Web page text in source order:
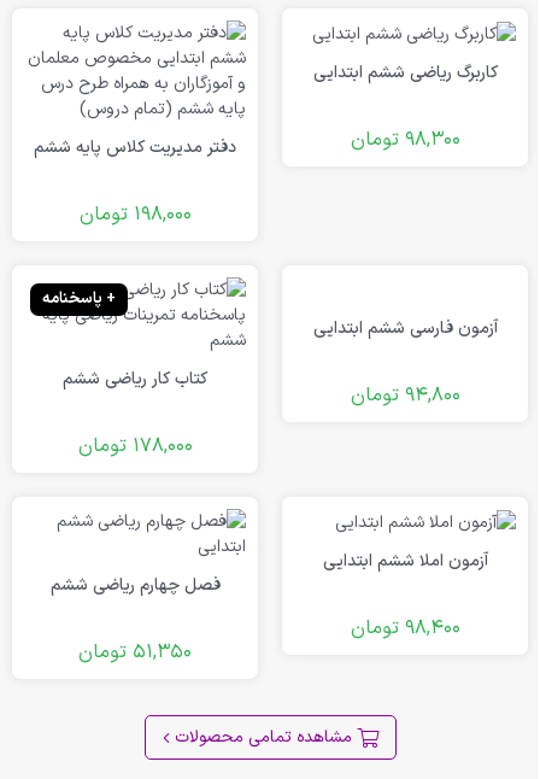
کاربرگ ریاضی ششم ابتدایی
98,300 تومان دفتر مدیریت کلاس پایه ششم
198,000 تومان
آزمون فارسی ششم ابتدایی
94,800 تومان
+ پاسخنامه
کتاب کار ریاضی ششم
178,000 تومان
آزمون املا ششم ابتدایی
98,400 تومان
فصل چهارم ریاضی ششم
51,350 تومان
مشاهده تمامی محصولات